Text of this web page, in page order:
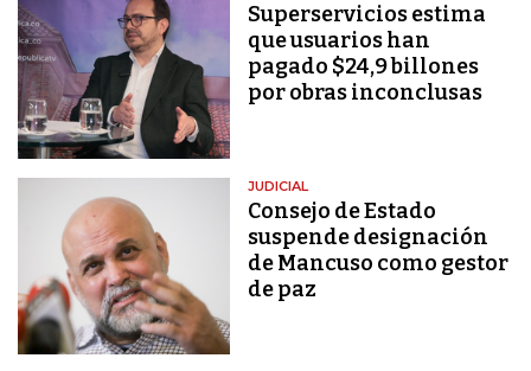
Superservicios estima
que usuarios han
pagado $24,9 billones
por obras inconclusas
JUDICIAL
Consejo de Estado
suspende designación
de Mancuso como gestor
de paz